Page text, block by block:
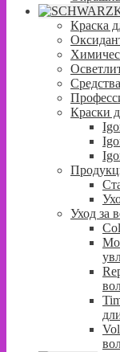
Краска
Краски
Уход за